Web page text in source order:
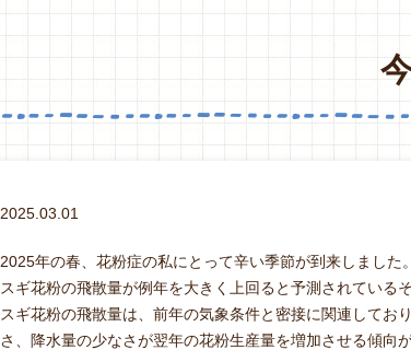
2025.03.01
2025年の春、花粉症の私にとって辛い季節が到来しました。
スギ花粉の飛散量が例年を大きく上回ると予測されているそ
スギ花粉の飛散量は、前年の気象条件と密接に関連してお
さ、降水量の少なさが翌年の花粉生産量を増加させる傾向